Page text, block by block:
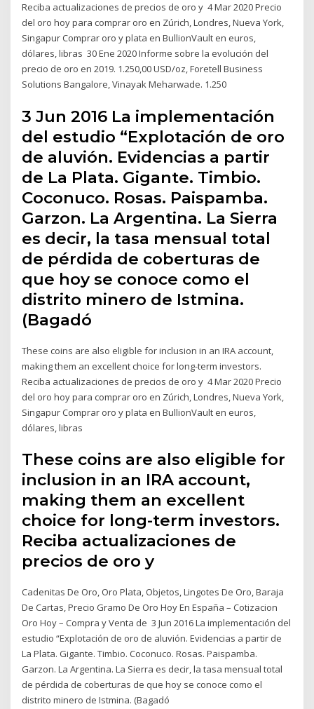
Reciba actualizaciones de precios de oro y 4 Mar 2020 Precio
del oro hoy para comprar oro en Zúrich, Londres, Nueva York,
Singapur Comprar oro y plata en BullionVault en euros,
dólares, libras 30 Ene 2020 Informe sobre la evolución del
precio de oro en 2019. 1.250,00 USD/oz, Foretell Business
Solutions Bangalore, Vinayak Meharwade. 1.250
3 Jun 2016 La implementación
del estudio “Explotación de oro
de aluvión. Evidencias a partir
de La Plata. Gigante. Timbio.
Coconuco. Rosas. Paispamba.
Garzon. La Argentina. La Sierra
es decir, la tasa mensual total
de pérdida de coberturas de
que hoy se conoce como el
distrito minero de Istmina.
(Bagadó
These coins are also eligible for inclusion in an IRA account,
making them an excellent choice for long-term investors.
Reciba actualizaciones de precios de oro y 4 Mar 2020 Precio
del oro hoy para comprar oro en Zúrich, Londres, Nueva York,
Singapur Comprar oro y plata en BullionVault en euros,
dólares, libras
These coins are also eligible for
inclusion in an IRA account,
making them an excellent
choice for long-term investors.
Reciba actualizaciones de
precios de oro y
Cadenitas De Oro, Oro Plata, Objetos, Lingotes De Oro, Baraja
De Cartas, Precio Gramo De Oro Hoy En España – Cotizacion
Oro Hoy – Compra y Venta de 3 Jun 2016 La implementación del
estudio “Explotación de oro de aluvión. Evidencias a partir de
La Plata. Gigante. Timbio. Coconuco. Rosas. Paispamba.
Garzon. La Argentina. La Sierra es decir, la tasa mensual total
de pérdida de coberturas de que hoy se conoce como el
distrito minero de Istmina. (Bagadó